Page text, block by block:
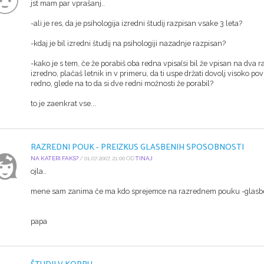
jst mam par vprašanj..
-ali je res, da je psihologija izredni študij razpisan vsake 3 leta?
-kdaj je bil izredni študij na psihologiji nazadnje razpisan?
-kako je s tem, če že porabiš oba redna vpisa(si bil že vpisan na dva
izredno, plačaš letnik in v primeru, da ti uspe držati dovolj visoko
redno, glede na to da si dve redni možnosti že porabil?
to je zaenkrat vse...
RAZREDNI POUK - PREIZKUS GLASBENIH SPOSOBNOSTI
NA KATERI FAKS?/ 01.07.2007, 21:00 ODTINAJ
ojla..
mene sam zanima če ma kdo sprejemce na razrednem pouku -
papa